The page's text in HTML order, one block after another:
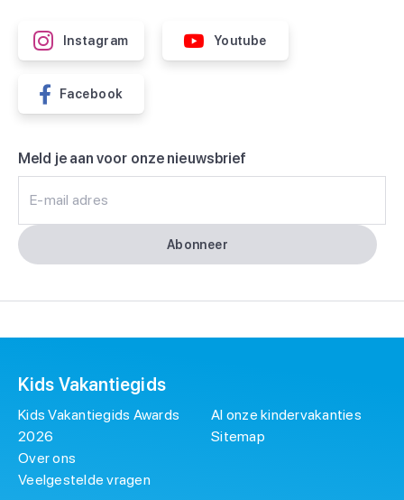
Instagram Youtube
Facebook
Meld je aan voor onze nieuwsbrief
E-mail adres
Abonneer
Kids Vakantiegids
Kids Vakantiegids Awards
2026
Over ons
Veelgestelde vragen
Al onze kindervakanties
Sitemap